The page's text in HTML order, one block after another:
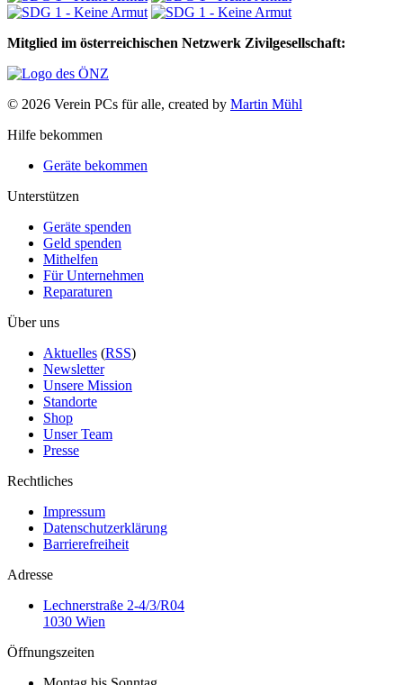
Mitglied im österreichischen Netzwerk Zivilgesellschaft:
© 2026 Verein PCs für alle, created by Martin Mühl
Hilfe bekommen
Geräte bekommen
Unterstützen
Geräte spenden
Geld spenden
Mithelfen
Für Unternehmen
Reparaturen
Über uns
Aktuelles (RSS)
Newsletter
Unsere Mission
Standorte
Shop
Unser Team
Presse
Rechtliches
Impressum
Datenschutzerklärung
Barrierefreiheit
Adresse
Lechnerstraße 2-4/3/R04
1030 Wien
Öffnungszeiten